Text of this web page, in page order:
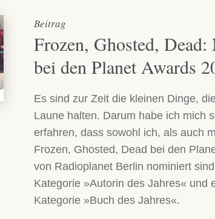
Beitrag
Frozen, Ghosted,
bei den Planet Awards
Es sind zur Zeit die kleinen Dinge,
Laune halten. Darum habe ich mich
erfahren, dass sowohl ich, als auch
Frozen, Ghosted, Dead bei den
von Radioplanet Berlin nominiert
Kategorie »Autorin des Jahres« und
Kategorie »Buch des Jahres«.